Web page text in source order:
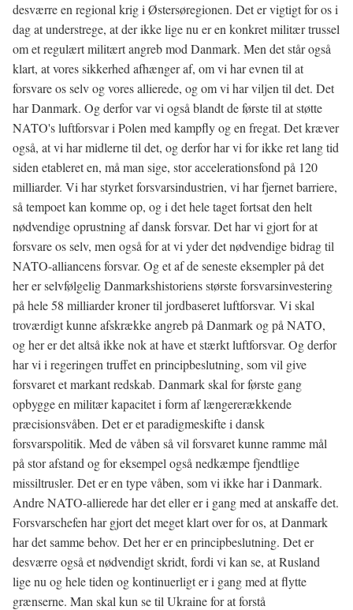
desværre en regional krig i Østersøregionen. Det er vigtigt for os i
dag at understrege, at der ikke lige nu er en konkret militær trussel
om et regulært militært angreb mod Danmark. Men det står også
klart, at vores sikkerhed afhænger af, om vi har evnen til at
forsvare os selv og vores allierede, og om vi har viljen til det. Det
har Danmark. Og derfor var vi også blandt de første til at støtte
NATO's luftforsvar i Polen med kampfly og en fregat. Det kræver
også, at vi har midlerne til det, og derfor har vi for ikke ret lang tid
siden etableret en, må man sige, stor accelerationsfond på 120
milliarder. Vi har styrket forsvarsindustrien, vi har fjernet barriere,
så tempoet kan komme op, og i det hele taget fortsat den helt
nødvendige oprustning af dansk forsvar. Det har vi gjort for at
forsvare os selv, men også for at vi yder det nødvendige bidrag til
NATO-alliancens forsvar. Og et af de seneste eksempler på det
her er selvfølgelig Danmarkshistoriens største forsvarsinvestering
på hele 58 milliarder kroner til jordbaseret luftforsvar. Vi skal
troværdigt kunne afskrække angreb på Danmark og på NATO,
og her er det altså ikke nok at have et stærkt luftforsvar. Og derfor
har vi i regeringen truffet en principbeslutning, som vil give
forsvaret et markant redskab. Danmark skal for første gang
opbygge en militær kapacitet i form af længererækkende
præcisionsvåben. Det er et paradigmeskifte i dansk
forsvarspolitik. Med de våben så vil forsvaret kunne ramme mål
på stor afstand og for eksempel også nedkæmpe fjendtlige
missiltrusler. Det er en type våben, som vi ikke har i Danmark.
Andre NATO-allierede har det eller er i gang med at anskaffe det.
Forsvarschefen har gjort det meget klart over for os, at Danmark
har det samme behov. Det her er en principbeslutning. Det er
desværre også et nødvendigt skridt, fordi vi kan se, at Rusland
lige nu og hele tiden og kontinuerligt er i gang med at flytte
grænserne. Man skal kun se til Ukraine for at forstå